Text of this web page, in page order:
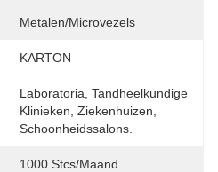
Metalen/microvezels
KARTON
Laboratoria, Tandheelkundige
Klinieken, Ziekenhuizen,
Schoonheidssalons.
1000 Stcs/maand